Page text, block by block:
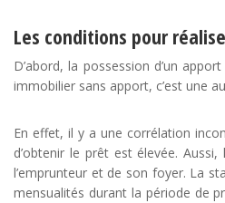
Les conditions pour
D’abord, la possession d’un
immobilier sans apport, c’est une
En effet, il y a une corrélation
d’obtenir le prêt est élevée.
l’emprunteur et de son foyer. La
mensualités durant la période de